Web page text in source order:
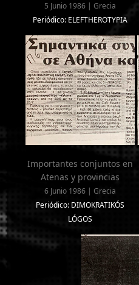
5 Junio 1986 | Grecia
Periódico: ELEFTHEROTYPIA
Importantes conjuntos en
Atenas y provincias
6 Junio 1986 | Grecia
Periódico: DIMOKRATIKÓS
LÓGOS